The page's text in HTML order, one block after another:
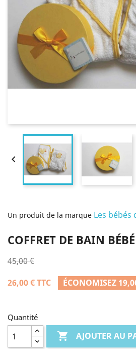

Un produit de la marque Les bébés
COFFRET DE BAIN
45,00 €
26,00 €TTC ÉCONOMISEZ
Quantité
 AJOUTER AU